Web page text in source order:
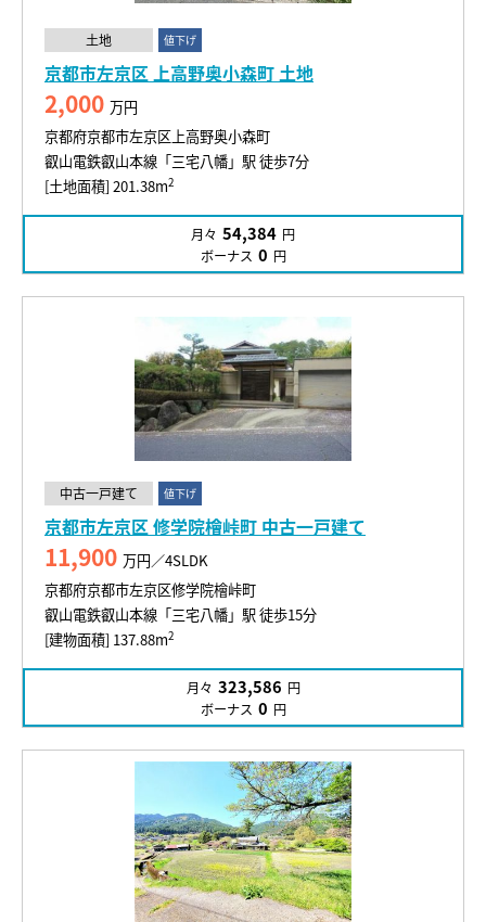
土地 値下げ
京都市左京区 上高野奥小森町 土地
2,000 万円
京都府京都市左京区上高野奥小森町
叡山電鉄叡山本線「三宅八幡」駅 徒歩7分
[土地面積] 201.38m2
月々 54,384 円
ボーナス 0 円
中古一戸建て 値下げ
京都市左京区 修学院檜峠町 中古一戸建て
11,900 万円／4SLDK
京都府京都市左京区修学院檜峠町
叡山電鉄叡山本線「三宅八幡」駅 徒歩15分
[建物面積] 137.88m2
月々 323,586 円
ボーナス 0 円